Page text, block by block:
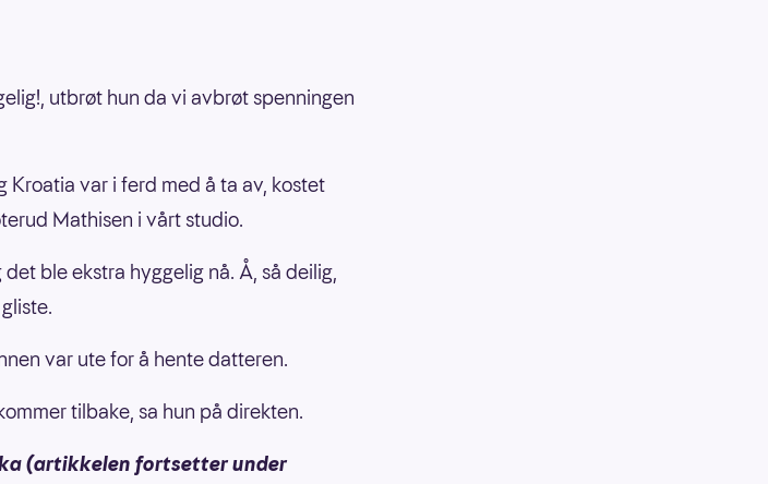
utbrøt hun da vi avbrøt spenningen
Kroatia var i ferd med å ta av, kostet
Mathisen i vårt studio.
ble ekstra hyggelig nå. Å, så deilig,
var ute for å hente datteren.
tilbake, sa hun på direkten.
(artikkelen fortsetter under